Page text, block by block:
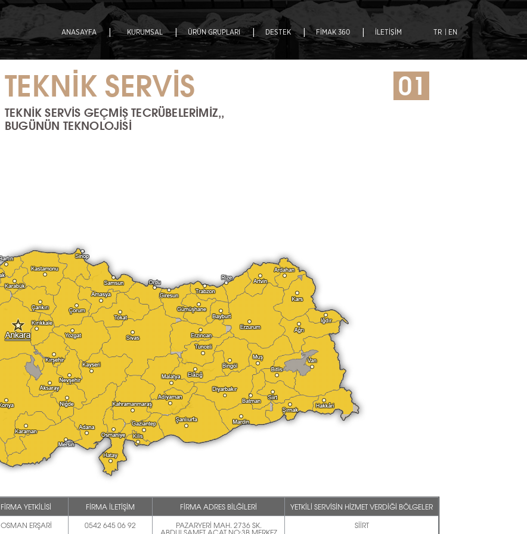
ANASAYFA | KURUMSAL | ÜRÜN GRUPLARI | DESTEK | FİMAK 360 | İLETİŞİM TR | EN
TEKNİK SERVİS 01
TEKNİK SERVİS GEÇMİŞ TECRÜBELERİMİZ,,
BUGÜNÜN TEKNOLOJİSİ
FİRMA YETKİLİSİ FİRMA İLETİŞİM FİRMA ADRES BİLĞİLERİ
YETKİLİ SERVİSİN HİZMET VERDİĞİ BÖLGELER
OSMAN ERŞARİ 0542 645 06 92 PAZARYERİ MAH. 2736 SK. SİİRT